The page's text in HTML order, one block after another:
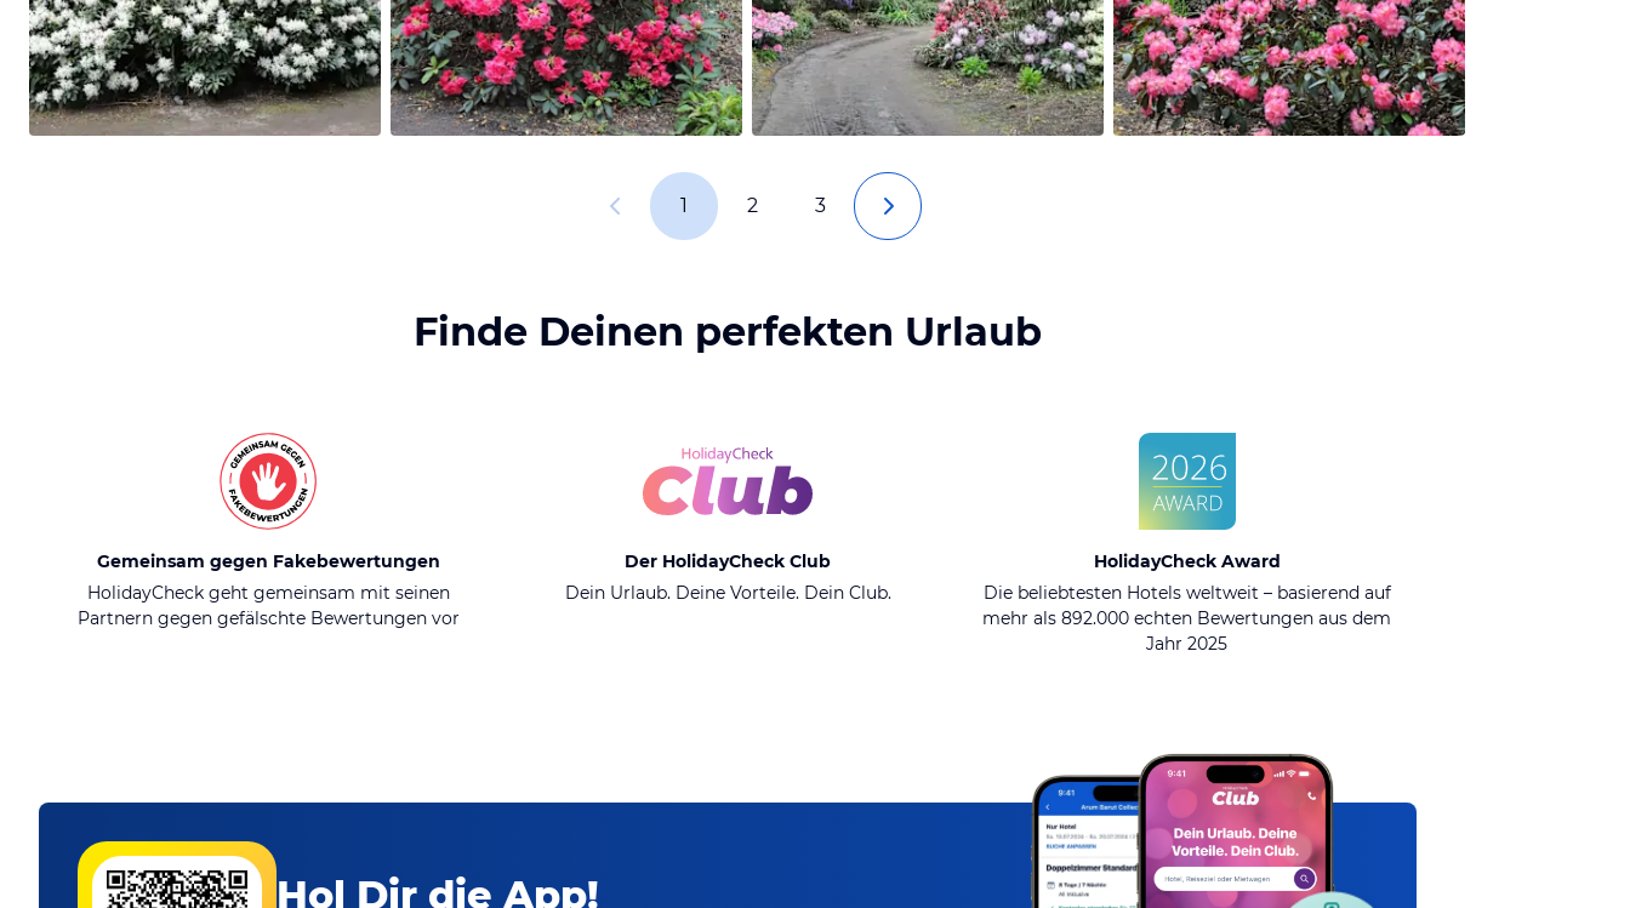
1 2 3
Finde Deinen perfekten Urlaub
Gemeinsam gegen Fakebewertungen
HolidayCheck geht gemeinsam mit seinen
Partnern gegen gefälschte Bewertungen vor
Der HolidayCheck Club
Dein Urlaub. Deine Vorteile. Dein Club.
HolidayCheck Award
Die beliebtesten Hotels weltweit – basierend auf
mehr als 892.000 echten Bewertungen aus dem
Jahr 2025
Hol Dir die App!